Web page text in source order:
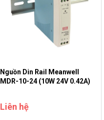
Nguồn Din Rail Meanwell
MDR-10-24 (10W 24V 0.42A)
Liên hệ